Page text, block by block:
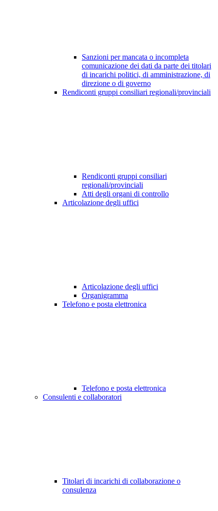
Sanzioni per mancata o incompleta
comunicazione dei dati da parte dei titolari
di incarichi politici, di amministrazione, di
direzione o di governo
Rendiconti gruppi consiliari regionali/provinciali
Rendiconti gruppi consiliari
regionali/provinciali
Atti degli organi di controllo
Articolazione degli uffici
Articolazione degli uffici
Organigramma
Telefono e posta elettronica
Telefono e posta elettronica
Consulenti e collaboratori
Titolari di incarichi di collaborazione o
consulenza